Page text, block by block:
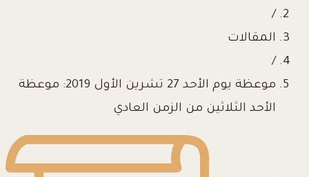
/
المقالات
/
موعظة يوم الأحد 27 تشرين الأول 2019: موعظة
الأحد الثلاثين من الزمن العادي